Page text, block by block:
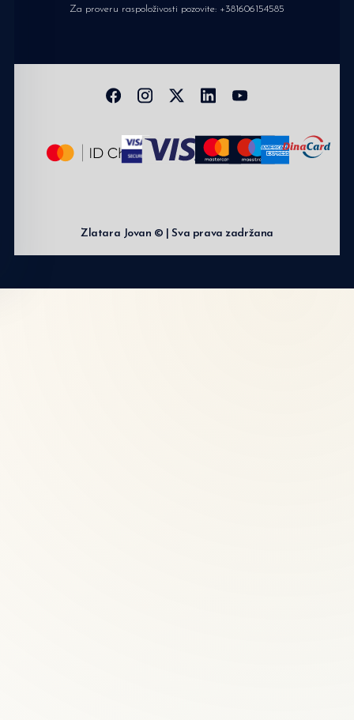
Za proveru raspoloživosti pozovite: +381606154585
Zlatara Jovan © | Sva prava zadržana